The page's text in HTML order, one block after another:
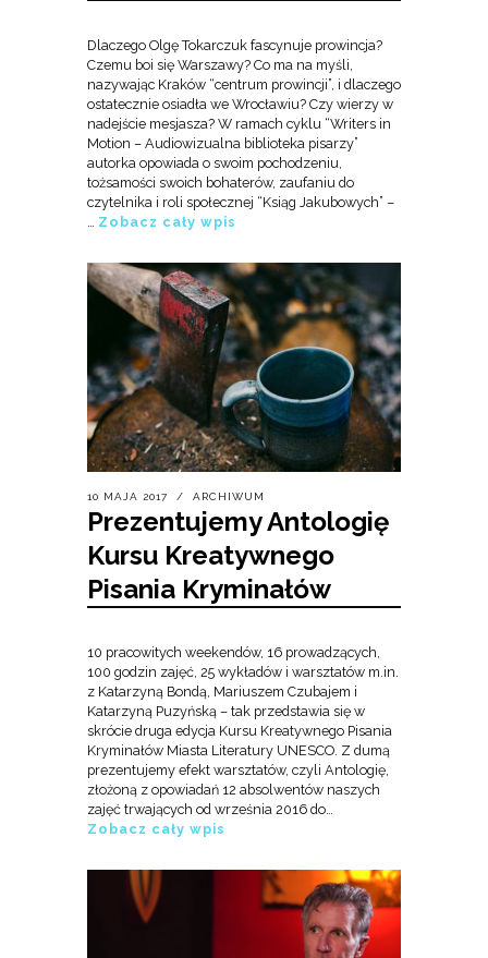
Dlaczego Olgę Tokarczuk fascynuje prowincja?
Czemu boi się Warszawy? Co ma na myśli,
nazywając Kraków “centrum prowincji”, i dlaczego
ostatecznie osiadła we Wrocławiu? Czy wierzy w
nadejście mesjasza? W ramach cyklu “Writers in
Motion – Audiowizualna biblioteka pisarzy”
autorka opowiada o swoim pochodzeniu,
tożsamości swoich bohaterów, zaufaniu do
czytelnika i roli społecznej “Ksiąg Jakubowych” –
… Zobacz cały wpis
10 MAJA 2017 ARCHIWUM
Prezentujemy Antologię
Kursu Kreatywnego
Pisania Kryminałów
10 pracowitych weekendów, 16 prowadzących,
100 godzin zajęć, 25 wykładów i warsztatów m.in.
z Katarzyną Bondą, Mariuszem Czubajem i
Katarzyną Puzyńską – tak przedstawia się w
skrócie druga edycja Kursu Kreatywnego Pisania
Kryminałów Miasta Literatury UNESCO. Z dumą
prezentujemy efekt warsztatów, czyli Antologię,
złożoną z opowiadań 12 absolwentów naszych
zajęć trwających od września 2016 do…
Zobacz cały wpis